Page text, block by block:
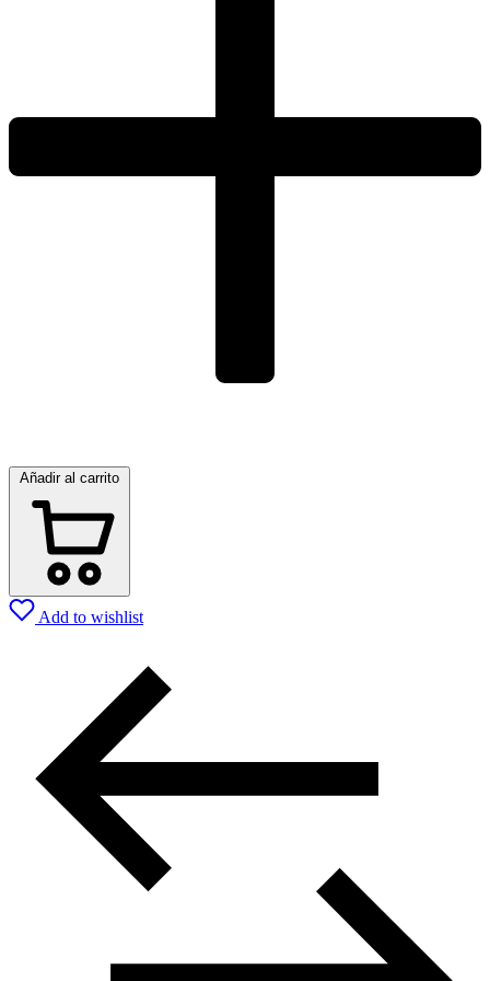
Añadir al carrito
Add to wishlist